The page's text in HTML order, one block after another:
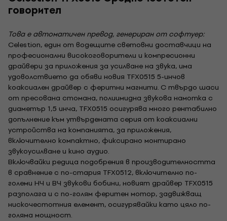
говорител
Това е автоматичен превод, генериран от софтуер:
Celestion, един от водещите световни доставчици на
професионални високоговорители и компресионни
драйвери за приложения за усилване на звука, има
удоволствието да обяви новия TFX0515 5-инчов
коаксиален драйвер с феритни магнити. С твърдо шаси
от пресована стомана, полиимидна звукова намотка с
диаметър 1,5 инча, TFX0515 осигурява много рентабилно
допълнение към утвърдената серия от коаксиални
устройства на компанията, за приложения,
включително компактно, фиксирано монтирано
звукоусилване и кино аудио.
Включвайки редица подобрения в производителността
в сравнение с по-стария TFX0512, включително по-
големи НЧ и ВЧ звукови бобини, новият драйвер TFX0515
разполага и с по-голям феритен мотор, задвижващ
нискочестотния елемент, осигурявайки като цяло по-
голяма мощност.